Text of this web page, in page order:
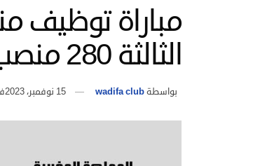
مباراة توظيف
الثالثة 280 منصب
بواسطةwadifa club 15 نوفمبر، 2023